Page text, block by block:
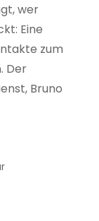
wer
Eine
zum
Der
Bruno
zu